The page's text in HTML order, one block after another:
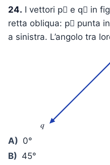
24. I vettori p⃗ e q⃗ in
retta obliqua: p⃗ punta
a sinistra. L’angolo tra
q
A) 0°
B) 45°